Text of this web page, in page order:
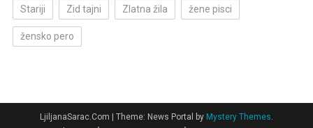
Stariji Zid tajni Zlatna žila žene pisci
žensko pero
LjiljanaSarac.Com Theme: News Portal by Mystery Themes.